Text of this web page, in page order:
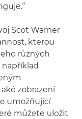
Scot Warner
kterou
různých
například
zobrazení
umožňující
můžete uložit